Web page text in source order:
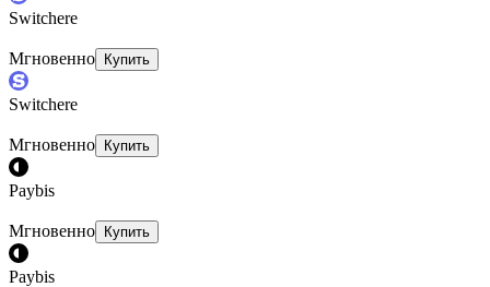
Switchere
Мгновенно Купить
Switchere
Мгновенно Купить
Paybis
Мгновенно Купить
Paybis